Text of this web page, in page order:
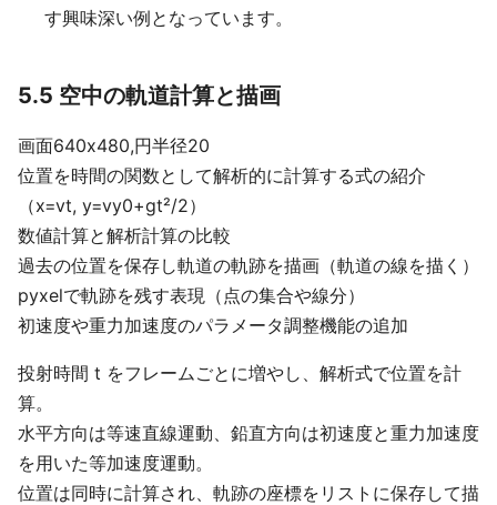
す興味深い例となっています。
5.5 空中の軌道計算と描画
画面640x480,円半径20
位置を時間の関数として解析的に計算する式の紹介
（x=vt, y=vy0+gt²/2）
数値計算と解析計算の比較
過去の位置を保存し軌道の軌跡を描画（軌道の線を描く）
pyxelで軌跡を残す表現（点の集合や線分）
初速度や重力加速度のパラメータ調整機能の追加
投射時間 t をフレームごとに増やし、解析式で位置を計
算。
水平方向は等速直線運動、鉛直方向は初速度と重力加速度
を用いた等加速度運動。
位置は同時に計算され、軌跡の座標をリストに保存して描